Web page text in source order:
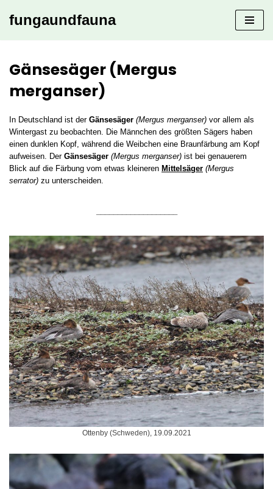
fungaundfauna
Gänsesäger (Mergus
merganser)
In Deutschland ist der Gänsesäger (Mergus merganser) vor allem als
Wintergast zu beobachten. Die Männchen des größten Sägers haben
einen dunklen Kopf, während die Weibchen eine Braunfärbung am Kopf
aufweisen. Der Gänsesäger (Mergus merganser) ist bei genauerem
Blick auf die Färbung vom etwas kleineren Mittelsäger (Mergus
serrator) zu unterscheiden.
Ottenby (Schweden), 19.09.2021